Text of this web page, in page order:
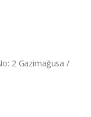
2 Gazimağusa /